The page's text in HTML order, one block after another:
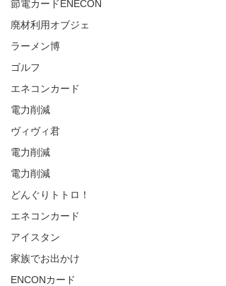
節電カードENECON
廃材利用オブジェ
ラーメン博
ゴルフ
エネコンカード
電力削減
ヴィヴィ君
電力削減
電力削減
どんぐりトトロ！
エネコンカード
アイスタン
家族でお出かけ
ENCONカード